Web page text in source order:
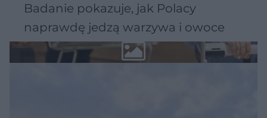
Badanie pokazuje, jak Polacy
naprawdę jedzą warzywa i owoce